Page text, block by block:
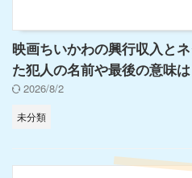
映画ちいかわの興行収入と
た犯人の名前や最後の意味は
2026/8/2
未分類